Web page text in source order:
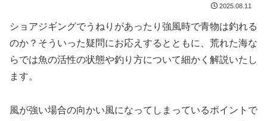
2025.08.11
ショアジギングでうねりがあったり強風時で青物は釣れる
のか？そういった疑問にお応えするとともに、荒れた海な
らでは魚の活性の状態や釣り方について細かく解説いたし
ます。
風が強い場合の向かい風になってしまっているポイントで